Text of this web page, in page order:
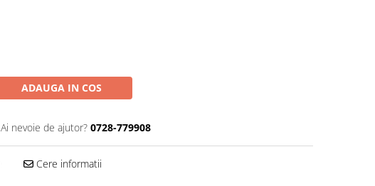
ADAUGA IN COS
Ai nevoie de ajutor? 0728-779908
Cere informatii